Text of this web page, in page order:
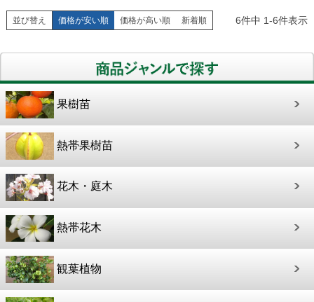
並び替え 価格が安い順 価格が高い順 新着順 6件中 1-6件表示
果樹苗
熱帯果樹苗
花木・庭木
熱帯花木
観葉植物